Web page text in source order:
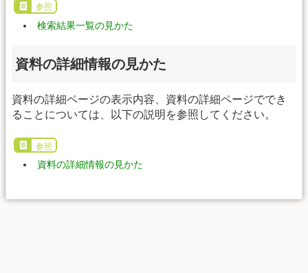
参照
検索結果一覧の見かた
資料の詳細情報の見かた
資料の詳細ページの表示内容、資料の詳細ページででき
ることについては、以下の説明を参照してください。
参照
資料の詳細情報の見かた